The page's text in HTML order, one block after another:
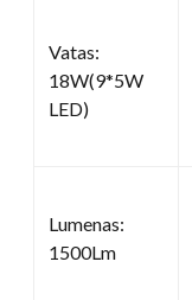
Vatas:
18W(9*5W
LED)
Lumenas:
1500Lm